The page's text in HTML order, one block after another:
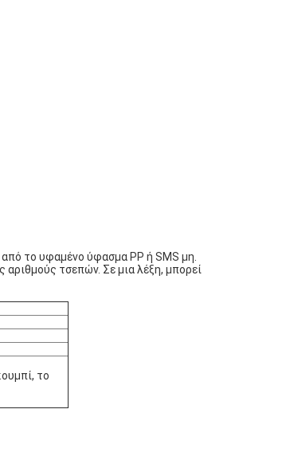
το υφαμένο ύφασμα PP ή SMS μη.
τσεπών. Σε μια λέξη, μπορεί
το